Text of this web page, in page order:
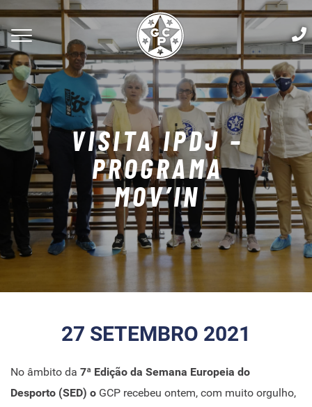
VISITA IPDJ –
PROGRAMA
MOV’IN
27 SETEMBRO 2021
No âmbito da 7ª Edição da Semana Europeia do
Desporto (SED) o GCP recebeu ontem, com muito orgulho,